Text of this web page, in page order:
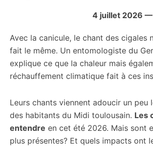
4 juillet 2026 —
Avec la canicule, le chant des cigales
fait le même. Un entomologiste du
explique ce que la chaleur mais
réchauffement climatique fait à ces
Leurs chants viennent adoucir un peu
des habitants du Midi toulousain. Les
entendre en cet été 2026. Mais sont
plus présentes? Et quels impacts ont